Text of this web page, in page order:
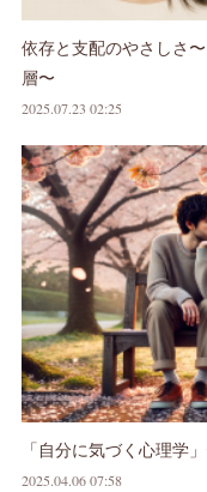
依存と支配のやさしさ
層〜
2025.07.23 02:25
「自分に気づく心理学
2025.04.06 07:58